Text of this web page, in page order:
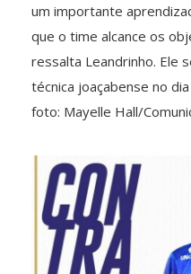
um importante
que o time alcance os
ressalta Leandrinho. Ele
técnica joaçabense no
foto: Mayelle Hall/